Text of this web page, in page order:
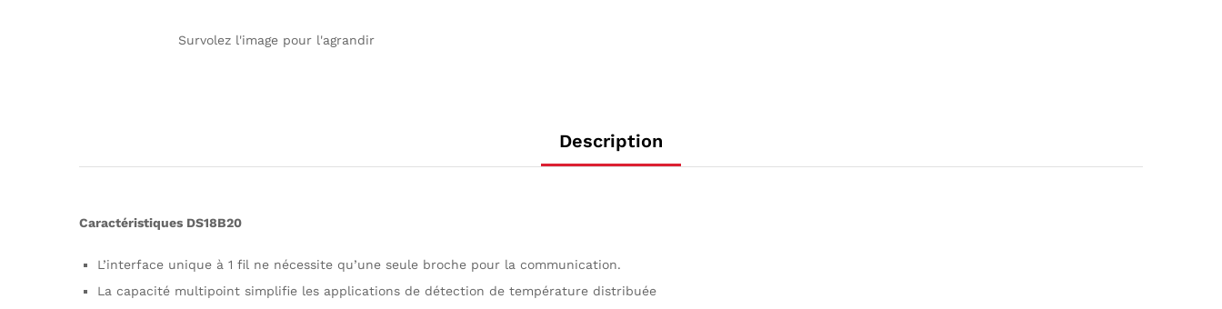
Survolez l'image pour l'agrandir
Description
Caractéristiques DS18B20
L’interface unique à 1 fil ne nécessite qu’une seule broche pour la communication.
La capacité multipoint simplifie les applications de détection de température distribuée